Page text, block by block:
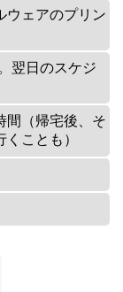
ウェアのプリン
翌日のスケジ
間（帰宅後、そ
ことも）